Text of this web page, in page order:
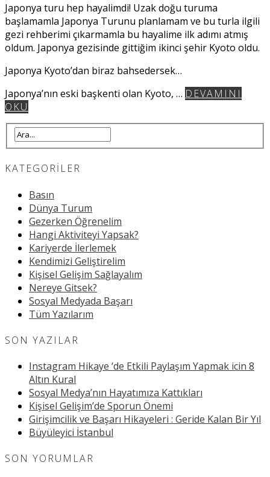
Japonya turu hep hayalimdi! Uzak doğu turuma
başlamamla Japonya Turunu planlamam ve bu turla ilgili
gezi rehberimi çıkarmamla bu hayalime ilk adımı atmış
oldum. Japonya gezisinde gittiğim ikinci şehir Kyoto oldu.
Japonya Kyoto’dan biraz bahsedersek…
Japonya’nın eski başkenti olan Kyoto, … DEVAMINI
OKU
KATEGORILER
Basın
Dünya Turum
Gezerken Öğrenelim
Hangi Aktiviteyi Yapsak?
Kariyerde İlerlemek
Kendimizi Geliştirelim
Kişisel Gelişim Sağlayalım
Nereye Gitsek?
Sosyal Medyada Başarı
Tüm Yazılarım
SON YAZILAR
Instagram Hikaye ‘de Etkili Paylaşım Yapmak icin 8
Altın Kural
Sosyal Medya’nın Hayatımıza Kattıkları
Kişisel Gelişim’de Sporun Önemi
Girişimcilik ve Başarı Hikayeleri : Geride Kalan Bir Yıl
Büyüleyici İstanbul
SON YORUMLAR